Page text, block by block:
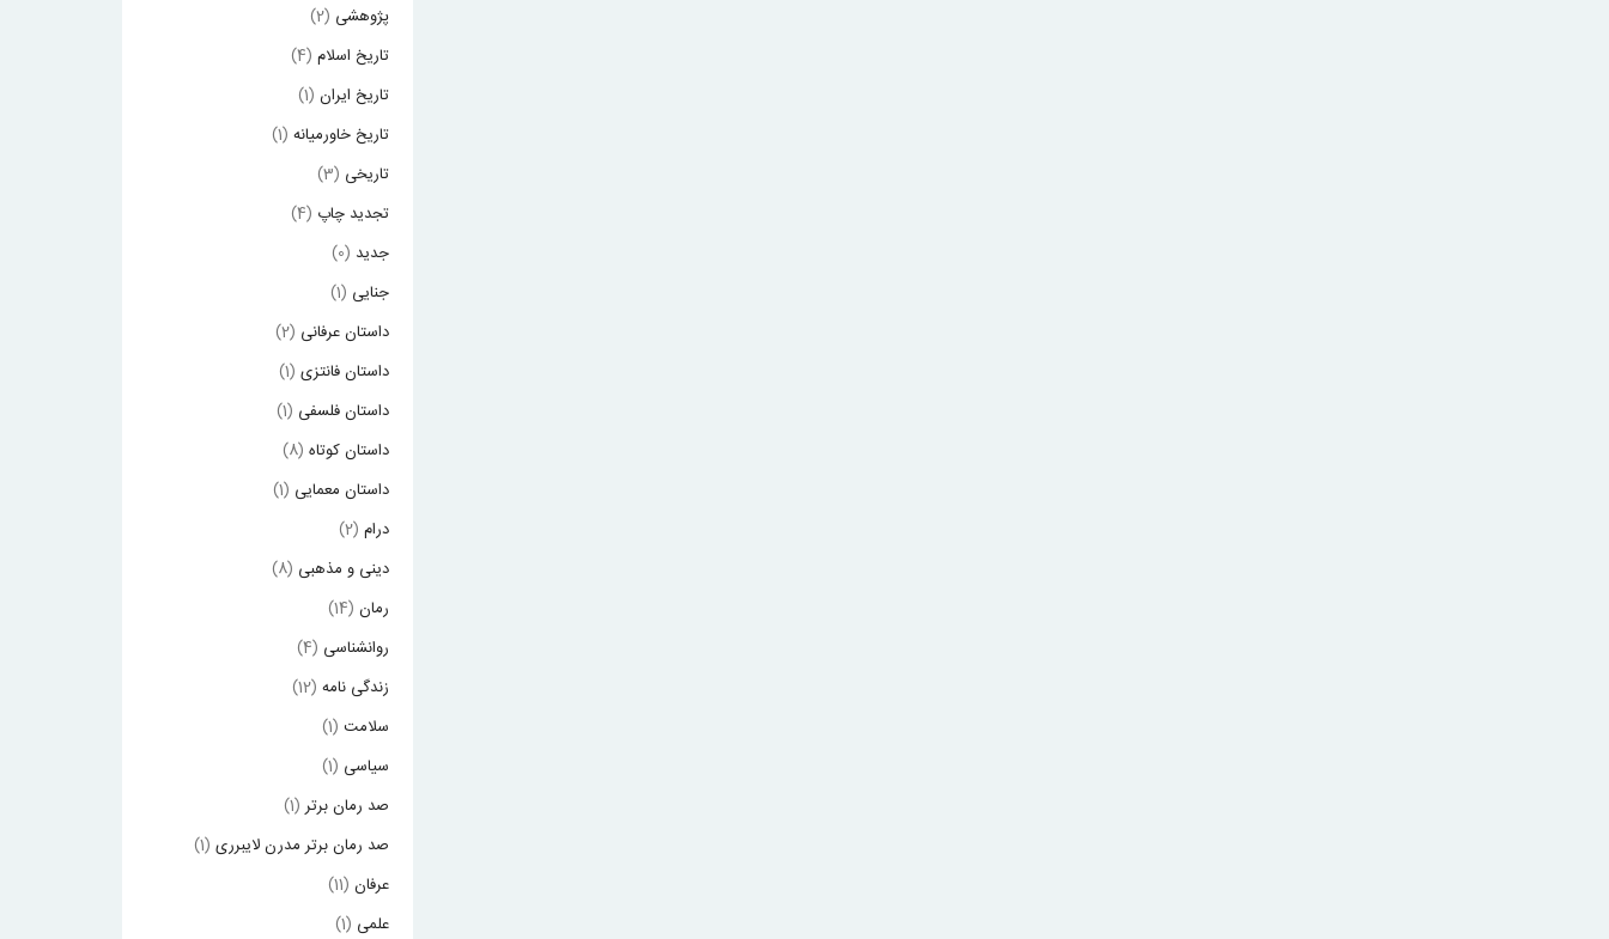
پژوهشی (2)
تاریخ اسلام (4)
تاریخ ایران (1)
تاریخ خاورمیانه (1)
تاریخی (3)
تجدید چاپ (4)
جدید (0)
جنایی (1)
داستان عرفانی (2)
داستان فانتزی (1)
داستان فلسفی (1)
داستان کوتاه (8)
داستان معمایی (1)
درام (2)
دینی و مذهبی (8)
رمان (14)
روانشناسی (4)
زندگی نامه (12)
سلامت (1)
سیاسی (1)
صد رمان برتر (1)
صد رمان برتر مدرن لایبرری (1)
عرفان (11)
علمی (1)